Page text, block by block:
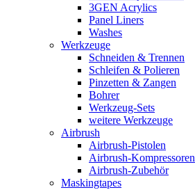
3GEN Acrylics
Panel Liners
Washes
Werkzeuge
Schneiden & Trennen
Schleifen & Polieren
Pinzetten & Zangen
Bohrer
Werkzeug-Sets
weitere Werkzeuge
Airbrush
Airbrush-Pistolen
Airbrush-Kompressoren
Airbrush-Zubehör
Maskingtapes